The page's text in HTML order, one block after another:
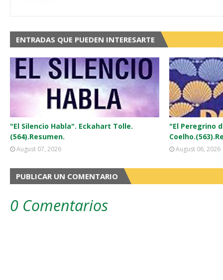
ENTRADAS QUE PUEDEN INTERESARTE
"El Silencio Habla". Eckahart Tolle.
(564).Resumen.
August 07, 2026
"El Peregrino
August 06, 2026
PUBLICAR UN COMENTARIO
0 Comentarios